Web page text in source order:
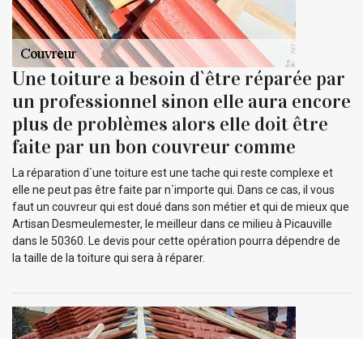
Une toiture a besoin d`être réparée par
un professionnel sinon elle aura encore
plus de problèmes alors elle doit être
faite par un bon couvreur comme
La réparation d`une toiture est une tache qui reste complexe et
elle ne peut pas être faite par n`importe qui. Dans ce cas, il vous
faut un couvreur qui est doué dans son métier et qui de mieux que
Artisan Desmeulemester, le meilleur dans ce milieu à Picauville
dans le 50360. Le devis pour cette opération pourra dépendre de
la taille de la toiture qui sera à réparer.